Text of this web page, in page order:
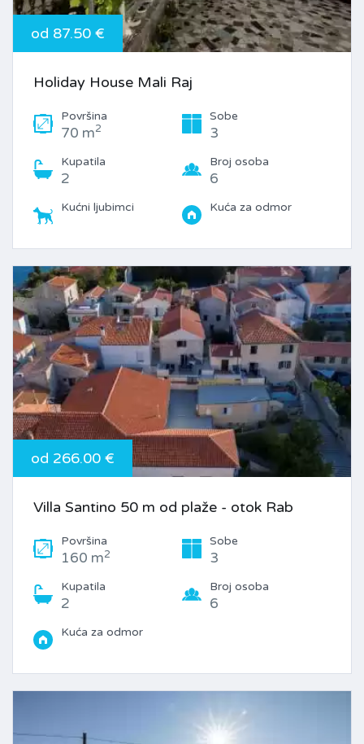
od 87.50 €
Holiday House Mali Raj
Površina
70 m2
Sobe
3
Kupatila
2
Broj osoba
6
Kućni ljubimci Kuća za odmor
od 266.00 €
Villa Santino 50 m od plaže - otok Rab
Površina
160 m2
Sobe
3
Kupatila
2
Broj osoba
6
Kuća za odmor